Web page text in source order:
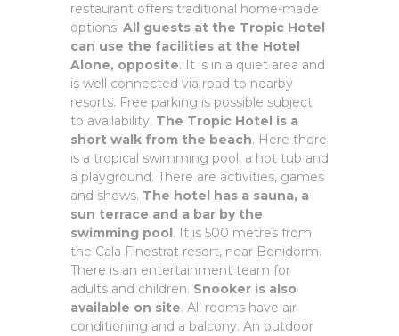
restaurant offers traditional home-made
options. All guests at the Tropic Hotel
can use the facilities at the Hotel
Alone, opposite. It is in a quiet area and
is well connected via road to nearby
resorts. Free parking is possible subject
to availability. The Tropic Hotel is a
short walk from the beach. Here there
is a tropical swimming pool, a hot tub and
a playground. There are activities, games
and shows. The hotel has a sauna, a
sun terrace and a bar by the
swimming pool. It is 500 metres from
the Cala Finestrat resort, near Benidorm.
There is an entertainment team for
adults and children. Snooker is also
available on site. All rooms have air
conditioning and a balcony. An outdoor